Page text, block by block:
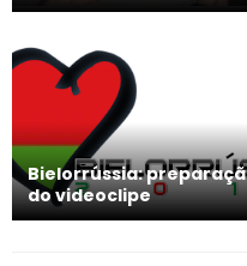
Bielorrússia:
do videoclipe